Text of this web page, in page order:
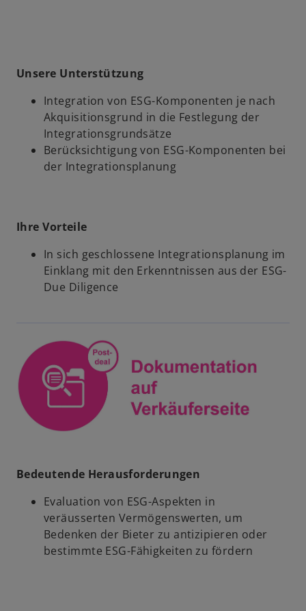
Unsere Unterstützung
Integration von ESG-Komponenten je nach
Akquisitionsgrund in die Festlegung der
Integrationsgrundsätze
Berücksichtigung von ESG-Komponenten bei
der Integrationsplanung
Ihre Vorteile
In sich geschlossene Integrationsplanung im
Einklang mit den Erkenntnissen aus der ESG-
Due Diligence
Bedeutende Herausforderungen
Evaluation von ESG-Aspekten in
veräusserten Vermögenswerten, um
Bedenken der Bieter zu antizipieren oder
bestimmte ESG-Fähigkeiten zu fördern